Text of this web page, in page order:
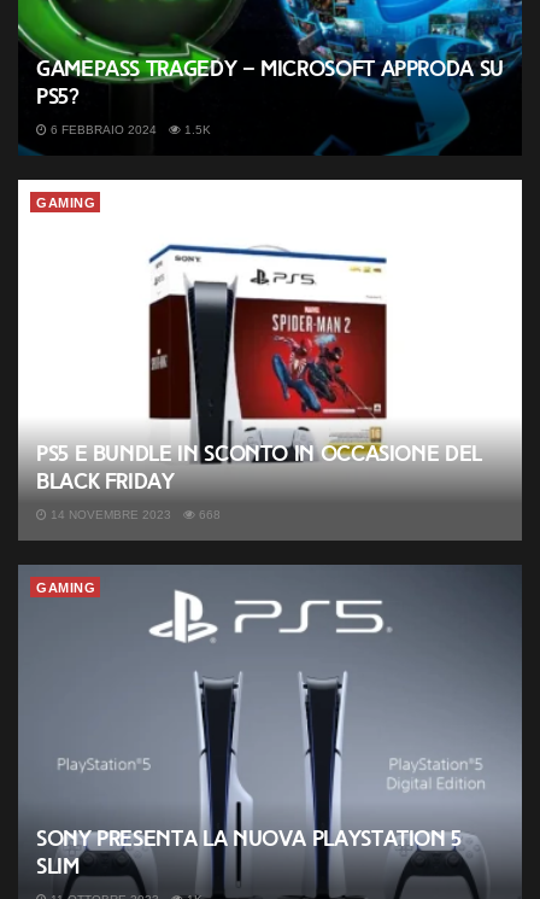
GamePass tragedy – Microsoft approda su
PS5?
6 FEBBRAIO 2024 1.5K
GAMING
PS5 e bundle in sconto in occasione del
Black Friday
14 NOVEMBRE 2023 668
GAMING
Sony presenta la nuova PlayStation 5
slim